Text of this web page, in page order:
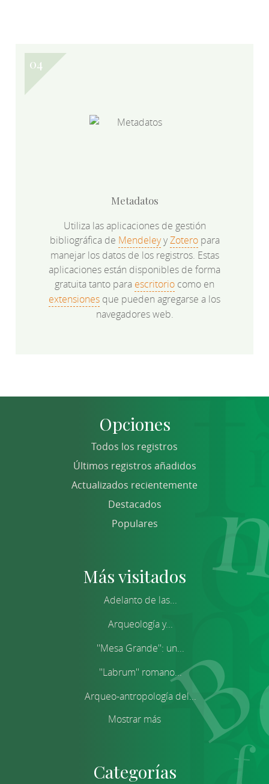
Metadatos
Utiliza las aplicaciones de gestión
bibliográfica de MendeleyyZoteropara
manejar los datos de los registros. Estas
aplicaciones están disponibles de forma
gratuita tanto para escritorio como en
extensiones que pueden agregarse a los
navegadores web.
Opciones
Todos los registros
Últimos registros añadidos
Actualizados recientemente
Destacados
Populares
Más visitados
Adelanto de las...
Arqueología y...
''Mesa Grande'': un...
''Labrum'' romano...
Arqueo-antropología del...
Mostrar más
Categorías